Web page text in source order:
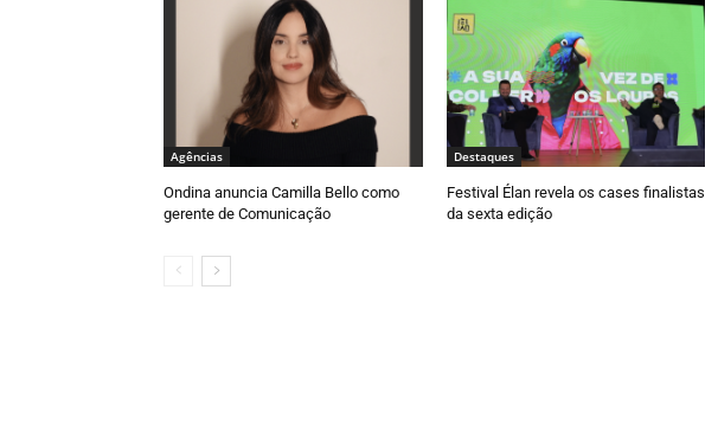
Agências
Ondina anuncia Camilla Bello como
gerente de Comunicação
Destaques
Festival Élan revela os cases finalistas
da sexta edição